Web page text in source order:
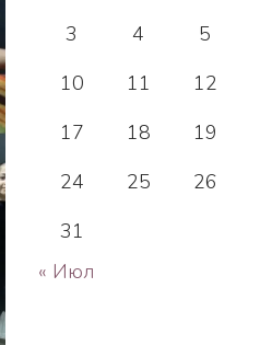
3
4 5
10
11 12
17
18 19
24
25 26
31
« Июл